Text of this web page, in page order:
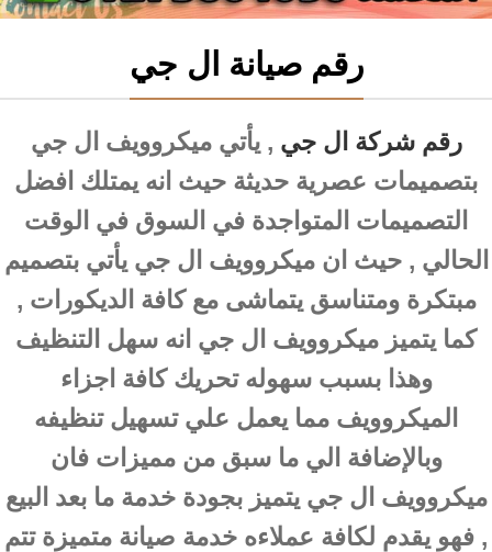
رقم صيانة ال جي
رقم شركة ال جي , يأتي ميكروويف ال جي
بتصميمات عصرية حديثة حيث انه يمتلك افضل
التصميمات المتواجدة في السوق في الوقت
الحالي , حيث ان ميكروويف ال جي يأتي بتصميم
مبتكرة ومتناسق يتماشى مع كافة الديكورات ,
كما يتميز ميكروويف ال جي انه سهل التنظيف
وهذا بسبب سهوله تحريك كافة اجزاء
الميكروويف مما يعمل علي تسهيل تنظيفه
وبالإضافة الي ما سبق من مميزات فان
ميكروويف ال جي يتميز بجودة خدمة ما بعد البيع
, فهو يقدم لكافة عملاءه خدمة صيانة متميزة تتم